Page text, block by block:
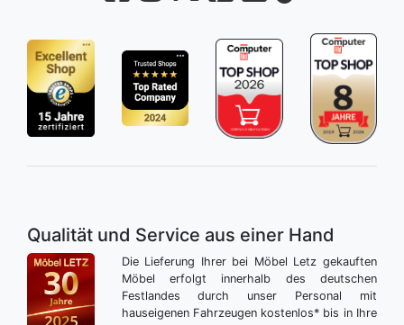
Qualität und Service aus einer Hand
Die Lieferung Ihrer bei Möbel Letz gekauften
Möbel erfolgt innerhalb des deutschen
Festlandes durch unser Personal mit
hauseigenen Fahrzeugen kostenlos* bis in Ihre